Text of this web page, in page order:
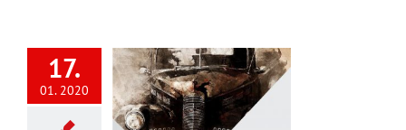
17.
01. 2020
2020: